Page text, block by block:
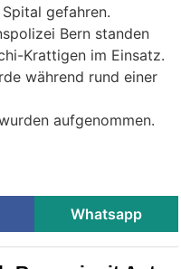
gefahren.
Bern standen
Krattigen im Einsatz.
während rund einer
aufgenommen.
Whatsapp